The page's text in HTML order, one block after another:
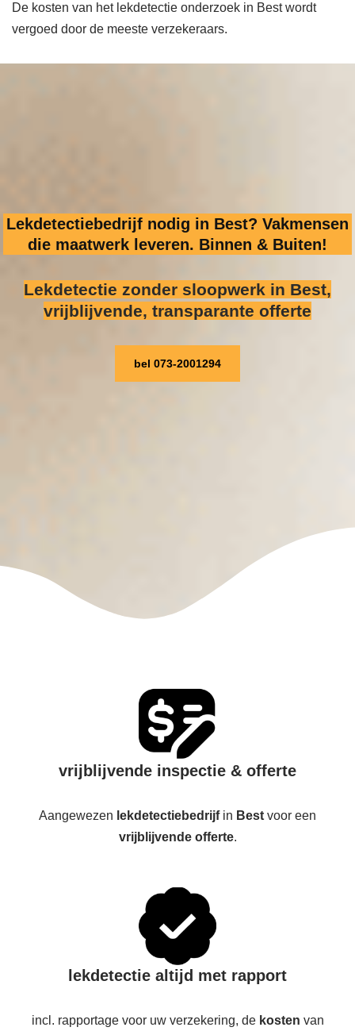
De kosten van het lekdetectie onderzoek in Best wordt
vergoed door de meeste verzekeraars.
Lekdetectiebedrijf nodig in Best? Vakmensen
die maatwerk leveren. Binnen & Buiten!
Lekdetectie zonder sloopwerk in Best,
vrijblijvende, transparante offerte
bel 073-2001294
vrijblijvende inspectie & offerte
Aangewezen lekdetectiebedrijfin Best voor een
vrijblijvende offerte.
lekdetectie altijd met rapport
incl. rapportage voor uw verzekering, de kosten van